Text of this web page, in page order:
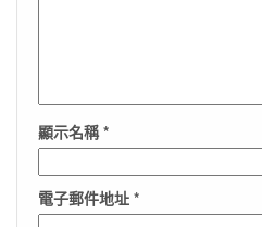
顯示名稱*
電子郵件地址 *